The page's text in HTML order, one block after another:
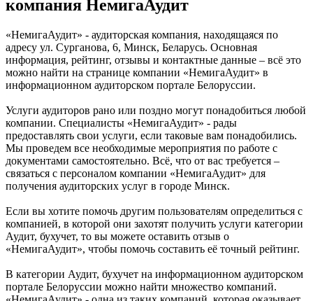
компания НемигаАудит
«НемигаАудит» - аудиторская компания, находящаяся по
адресу ул. Сурганова, 6, Минск, Беларусь. Основная
информация, рейтинг, отзывы и контактные данные – всё это
можно найти на странице компании «НемигаАудит» в
информационном аудиторском портале Белоруссии.
Услуги аудиторов рано или поздно могут понадобиться любой
компании. Специалисты «НемигаАудит» - рады
предоставлять свои услуги, если таковые вам понадобились.
Мы проведем все необходимые мероприятия по работе с
документами самостоятельно. Всё, что от вас требуется –
связаться с персоналом компании «НемигаАудит» для
получения аудиторских услуг в городе Минск.
Если вы хотите помочь другим пользователям определиться с
компанией, в которой они захотят получить услуги категории
Аудит, бухучет, то вы можете оставить отзыв о
«НемигаАудит», чтобы помочь составить её точный рейтинг.
В категории Аудит, бухучет на информационном аудиторском
портале Белоруссии можно найти множество компаний.